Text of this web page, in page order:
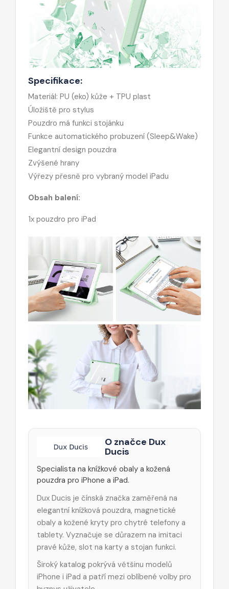
Specifikace:
Materiál: PU (eko) kůže + TPU plast
Úložiště pro stylus
Pouzdro má funkci stojánku
Funkce automatického probuzení (Sleep&Wake)
Elegantní design pouzdra
Zvýšené hrany
Výřezy přesně pro vybraný model iPadu
Obsah balení:
1x pouzdro pro iPad
O značce Dux
Ducis
Specialista na knížkové obaly a kožená
pouzdra pro iPhone a iPad.
Dux Ducis je čínská značka zaměřená na
elegantní knížková pouzdra, magnetické
obaly a kožené kryty pro chytré telefony a
tablety. Vyznačuje se důrazem na imitaci
pravé kůže, slot na karty a stojan funkci.
Široký katalog pokrývá většinu modelů
iPhone i iPad a patří mezi oblíbené volby pro